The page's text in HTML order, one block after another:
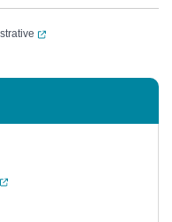
(ouverture dans un
dans un nouvel onglet)
(ouverture dans un